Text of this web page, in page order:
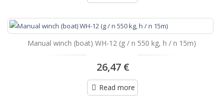
Manual winch (boat) WH-12 (g / n 550 kg, h / n 15m)
26,47 €
Read more